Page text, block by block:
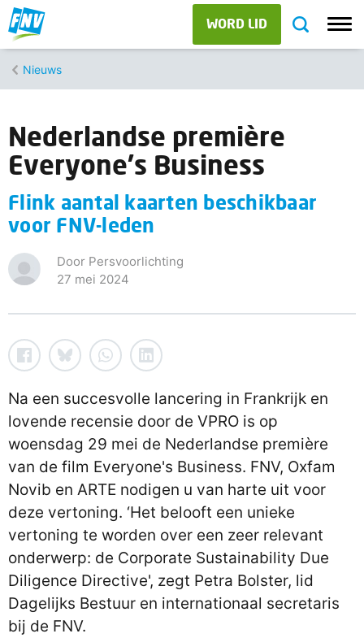
WORD LID
Nieuws
Nederlandse première
Everyone's Business
Flink aantal kaarten beschikbaar
voor FNV-leden
Door Persvoorlichting
27 mei 2024
Na een succesvolle lancering in Frankrijk en
lovende recensie door de VPRO is op
woensdag 29 mei de Nederlandse première
van de film Everyone's Business. FNV, Oxfam
Novib en ARTE nodigen u van harte uit voor
deze vertoning. ‘Het belooft een unieke
vertoning te worden over een zeer relevant
onderwerp: de Corporate Sustainability Due
Diligence Directive', zegt Petra Bolster, lid
Dagelijks Bestuur en internationaal secretaris
bij de FNV.